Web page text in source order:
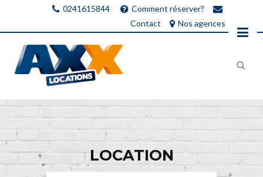
0241615844
Comment réserver?
Contact
Nos agences
LOCATION